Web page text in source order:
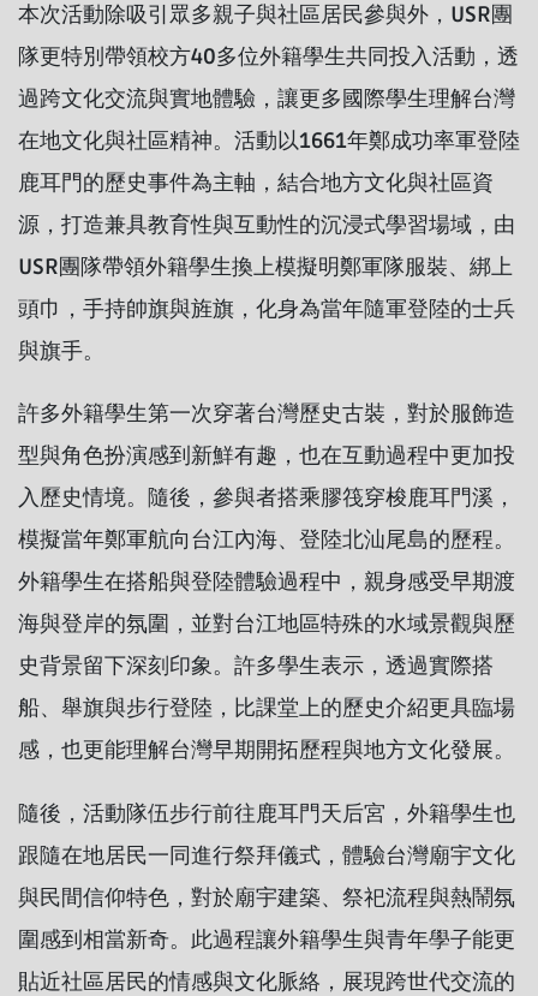
本次活動除吸引眾多親子與社區居民參與外，USR團
隊更特別帶領校方40多位外籍學生共同投入活動，透
過跨文化交流與實地體驗，讓更多國際學生理解台灣
在地文化與社區精神。活動以1661年鄭成功率軍登陸
鹿耳門的歷史事件為主軸，結合地方文化與社區資
源，打造兼具教育性與互動性的沉浸式學習場域，由
USR團隊帶領外籍學生換上模擬明鄭軍隊服裝、綁上
頭巾，手持帥旗與旌旗，化身為當年隨軍登陸的士兵
與旗手。
許多外籍學生第一次穿著台灣歷史古裝，對於服飾造
型與角色扮演感到新鮮有趣，也在互動過程中更加投
入歷史情境。隨後，參與者搭乘膠筏穿梭鹿耳門溪，
模擬當年鄭軍航向台江內海、登陸北汕尾島的歷程。
外籍學生在搭船與登陸體驗過程中，親身感受早期渡
海與登岸的氛圍，並對台江地區特殊的水域景觀與歷
史背景留下深刻印象。許多學生表示，透過實際搭
船、舉旗與步行登陸，比課堂上的歷史介紹更具臨場
感，也更能理解台灣早期開拓歷程與地方文化發展。
隨後，活動隊伍步行前往鹿耳門天后宮，外籍學生也
跟隨在地居民一同進行祭拜儀式，體驗台灣廟宇文化
與民間信仰特色，對於廟宇建築、祭祀流程與熱鬧氛
圍感到相當新奇。此過程讓外籍學生與青年學子能更
貼近社區居民的情感與文化脈絡，展現跨世代交流的